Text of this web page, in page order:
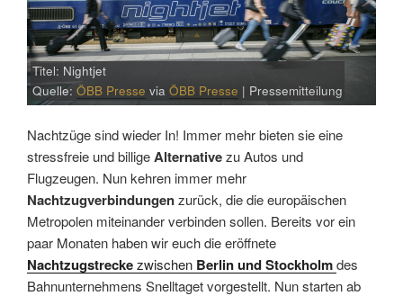
Titel: Nightjet
Quelle:ÖBB Presse viaÖBB Presse | Pressemitteilung
Nachtzüge sind wieder In! Immer mehr bieten sie eine
stressfreie und billigeAlternativezu Autos und
Flugzeugen. Nun kehren immer mehr
Nachtzugverbindungenzurück, die die europäischen
Metropolen miteinander verbinden sollen. Bereits vor ein
paar Monaten haben wir euch die eröffnete
Nachtzugstreckezwischen Berlin und Stockholmdes
Bahnunternehmens Snelltaget vorgestellt. Nun starten ab